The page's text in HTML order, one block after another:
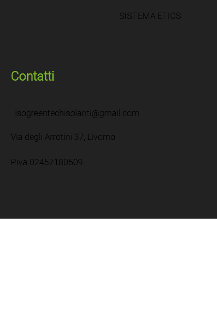
SISTEMA ETICS
Contatti
isogreentechisolanti@gmail.com
Via degli Arrotini 37, Livorno
P.iva 02457180509